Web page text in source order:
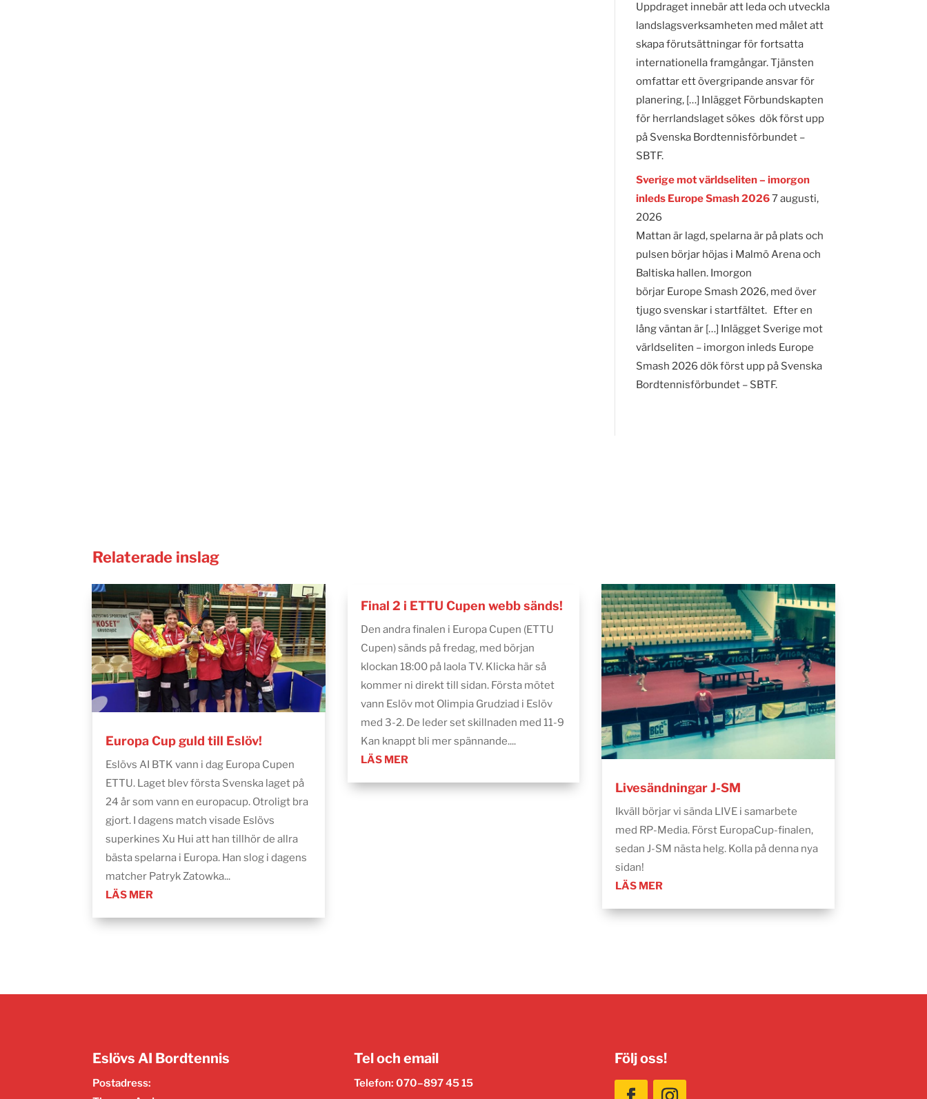
Uppdraget innebär att leda och utveckla
landslagsverksamheten med målet att
skapa förutsättningar för fortsatta
internationella framgångar. Tjänsten
omfattar ett övergripande ansvar för
planering, […] Inlägget Förbundskapten
för herrlandslaget sökes dök först upp
på Svenska Bordtennisförbundet –
SBTF.
Sverige mot världseliten – imorgon
inleds Europe Smash 20267 augusti,
2026
Mattan är lagd, spelarna är på plats och
pulsen börjar höjas i Malmö Arena och
Baltiska hallen. Imorgon
börjar Europe Smash 2026, med över
tjugo svenskar i startfältet. Efter en
lång väntan är […] Inlägget Sverige mot
världseliten – imorgon inleds Europe
Smash 2026 dök först upp på Svenska
Bordtennisförbundet – SBTF.
Relaterade inslag
Europa Cup guld till Eslöv!
Eslövs AI BTK vann i dag Europa Cupen
ETTU. Laget blev första Svenska laget på
24 år som vann en europacup. Otroligt bra
gjort. I dagens match visade Eslövs
superkines Xu Hui att han tillhör de allra
bästa spelarna i Europa. Han slog i dagens
matcher Patryk Zatowka...
LÄS MER
Final 2 i ETTU Cupen webb sänds!
Den andra finalen i Europa Cupen (ETTU
Cupen) sänds på fredag, med början
klockan 18:00 på laola TV. Klicka här så
kommer ni direkt till sidan. Första mötet
vann Eslöv mot Olimpia Grudziad i Eslöv
med 3-2. De leder set skillnaden med 11-9
Kan knappt bli mer spännande....
LÄS MER
Livesändningar J-SM
Ikväll börjar vi sända LIVE i samarbete
med RP-Media. Först EuropaCup-finalen,
sedan J-SM nästa helg. Kolla på denna nya
sidan!
LÄS MER
Eslövs AI Bordtennis
Postadress:
Tel och email
Telefon: 070–897 45 15
Följ oss!